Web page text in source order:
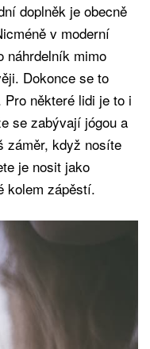
doplněk je obecně
v moderní
náhrdelník mimo
Dokonce se to
některé lidi je to i
se zabývají jógou a
záměr, když nosíte
je nosit jako
kolem zápěstí.